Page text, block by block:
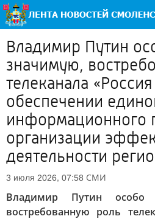
Владимир Путин
значимую,
телеканала
обеспечении
информационного
организации
деятельности
3 июля 2026, 07:58 СМИ
Владимир Путин особо
востребованную роль